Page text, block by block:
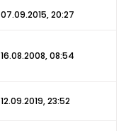
07.09.2015, 20:27
16.08.2008, 08:54
12.09.2019, 23:52